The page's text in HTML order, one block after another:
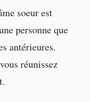
soeur est
personne que
antérieures.
réunissez